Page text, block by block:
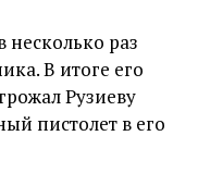
несколько раз
В итоге его
Рузиеву
пистолет в его